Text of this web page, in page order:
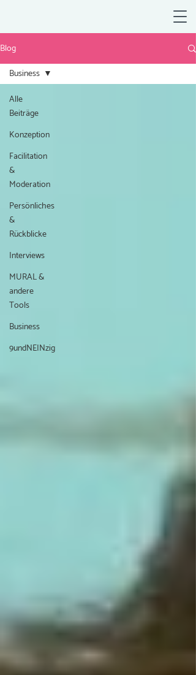
Blog
Alle
Beiträge
Konzeption
Facilitation
&
Moderation
Persönliches
&
Rückblicke
Interviews
MURAL &
andere
Tools
Business
9undNEINzig
Business